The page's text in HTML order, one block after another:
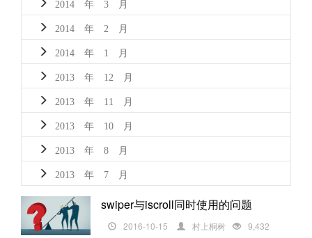
2014 年 3 月
2014 年 2 月
2014 年 1 月
2013 年 12 月
2013 年 11 月
2013 年 10 月
2013 年 8 月
2013 年 7 月
swiper与iscroll同时使用的问题
2016-10-15 村上桐树 9,432